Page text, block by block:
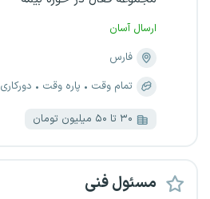
ارسال آسان
فارس
تمام وقت
پاره وقت دورکاری
۳۰ تا ۵۰ میلیون تومان
مسئول فنی